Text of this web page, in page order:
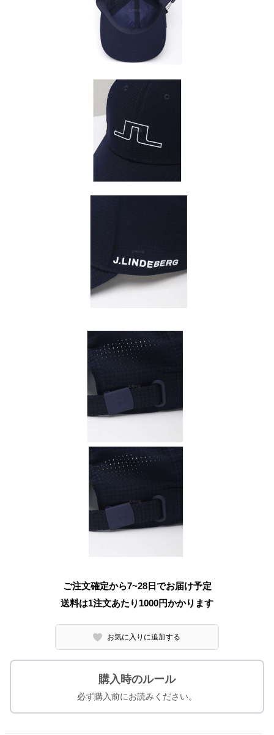
ご注文確定から7~28日でお届け予定
送料は1注文あたり 1000円かかります
お気に入りに追加する
購入時のルール
必ず購入前にお読みください。